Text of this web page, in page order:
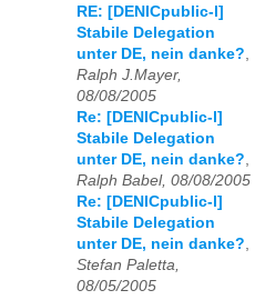
RE: [DENICpublic-l]
Stabile Delegation
unter DE, nein danke?
Ralph J.Mayer,
08/08/2005
Re: [DENICpublic-l]
Stabile Delegation
unter DE, nein danke?
Ralph Babel, 08/08/2005
Re: [DENICpublic-l]
Stabile Delegation
unter DE, nein danke?
Stefan Paletta,
08/05/2005